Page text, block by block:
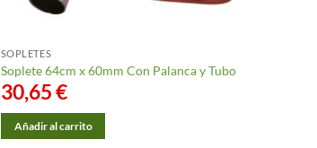
SOPLETES
Soplete 64cm x 60mm Con Palanca y Tubo
30,65€
Añadir al carrito